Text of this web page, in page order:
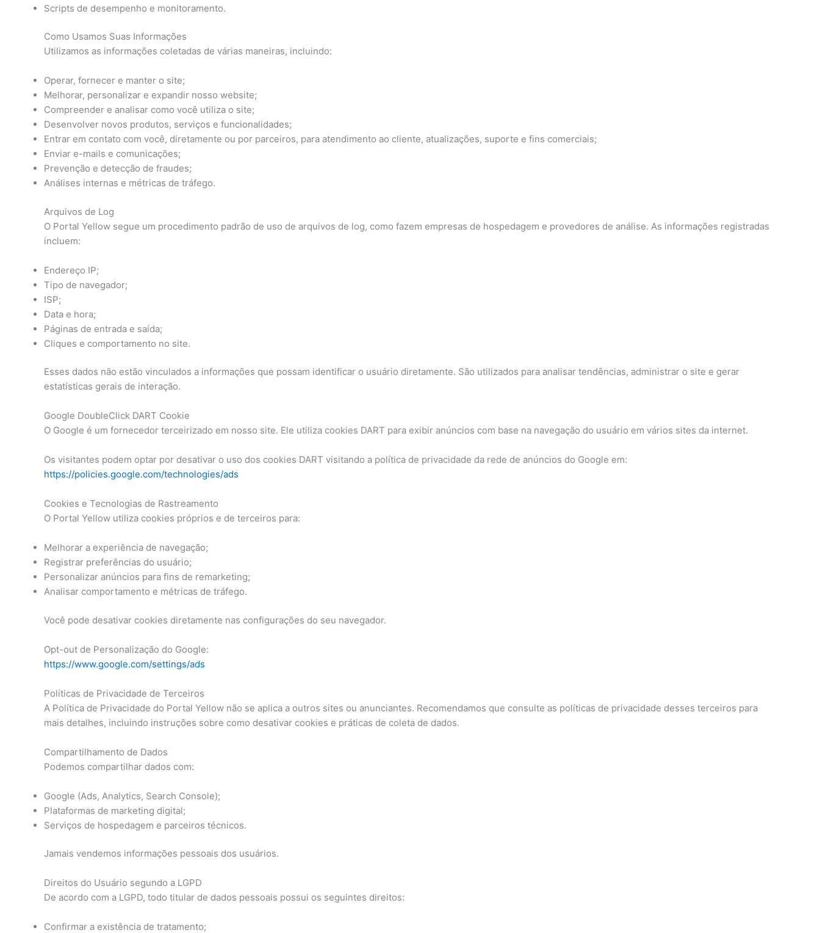
Scripts de desempenho e monitoramento.
Como Usamos Suas Informações
Utilizamos as informações coletadas de várias maneiras, incluindo:
Operar, fornecer e manter o site;
Melhorar, personalizar e expandir nosso website;
Compreender e analisar como você utiliza o site;
Desenvolver novos produtos, serviços e funcionalidades;
Entrar em contato com você, diretamente ou por parceiros, para atendimento ao cliente, atualizações, suporte e fins comerciais;
Enviar e-mails e comunicações;
Prevenção e detecção de fraudes;
Análises internas e métricas de tráfego.
Arquivos de Log
O Portal Yellow segue um procedimento padrão de uso de arquivos de log, como fazem empresas de hospedagem e provedores de análise. As informações registradas
incluem:
Endereço IP;
Tipo de navegador;
ISP;
Data e hora;
Páginas de entrada e saída;
Cliques e comportamento no site.
Esses dados não estão vinculados a informações que possam identificar o usuário diretamente. São utilizados para analisar tendências, administrar o site e gerar
estatísticas gerais de interação.
Google DoubleClick DART Cookie
O Google é um fornecedor terceirizado em nosso site. Ele utiliza cookies DART para exibir anúncios com base na navegação do usuário em vários sites da internet.
Os visitantes podem optar por desativar o uso dos cookies DART visitando a política de privacidade da rede de anúncios do Google em:
https://policies.google.com/technologies/ads
Cookies e Tecnologias de Rastreamento
O Portal Yellow utiliza cookies próprios e de terceiros para:
Melhorar a experiência de navegação;
Registrar preferências do usuário;
Personalizar anúncios para fins de remarketing;
Analisar comportamento e métricas de tráfego.
Você pode desativar cookies diretamente nas configurações do seu navegador.
Opt-out de Personalização do Google:
https://www.google.com/settings/ads
Políticas de Privacidade de Terceiros
A Política de Privacidade do Portal Yellow não se aplica a outros sites ou anunciantes. Recomendamos que consulte as políticas de privacidade desses terceiros para
mais detalhes, incluindo instruções sobre como desativar cookies e práticas de coleta de dados.
Compartilhamento de Dados
Podemos compartilhar dados com:
Google (Ads, Analytics, Search Console);
Plataformas de marketing digital;
Serviços de hospedagem e parceiros técnicos.
Jamais vendemos informações pessoais dos usuários.
Direitos do Usuário segundo a LGPD
De acordo com a LGPD, todo titular de dados pessoais possui os seguintes direitos:
Confirmar a existência de tratamento;